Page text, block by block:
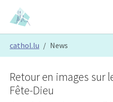
Skip to main content
Skip to page footer
cathol.lu News
Retour en images sur
Fête-Dieu